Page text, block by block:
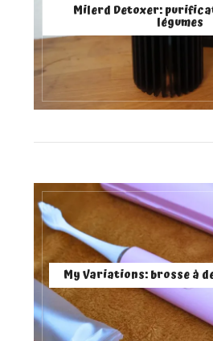
Milerd Detoxer:
légumes
My Variations: brosse à